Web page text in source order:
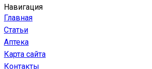
Навигация
Главная
Статьи
Аптека
Карта сайта
Контакты